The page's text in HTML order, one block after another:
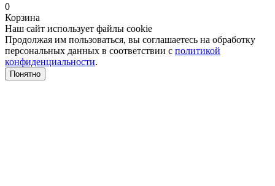
0
Корзина
Наш сайт использует файлы cookie
Продолжая им пользоваться, вы соглашаетесь на обработку
персональных данных в соответствии с политикой
конфиденциальности.
Понятно